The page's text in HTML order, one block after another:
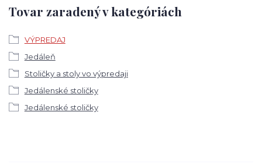
Tovar zaradený v kategóriách
VÝPREDAJ
Jedáleň
Stoličky a stoly vo výpredaji
Jedálenské stoličky
Jedálenské stoličky